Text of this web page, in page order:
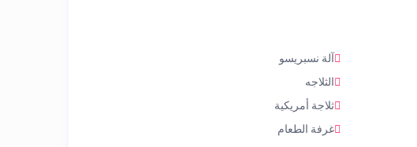
آلة نسبريسو
الثلاجه
ثلاجة أمريكية
غرفة الطعام